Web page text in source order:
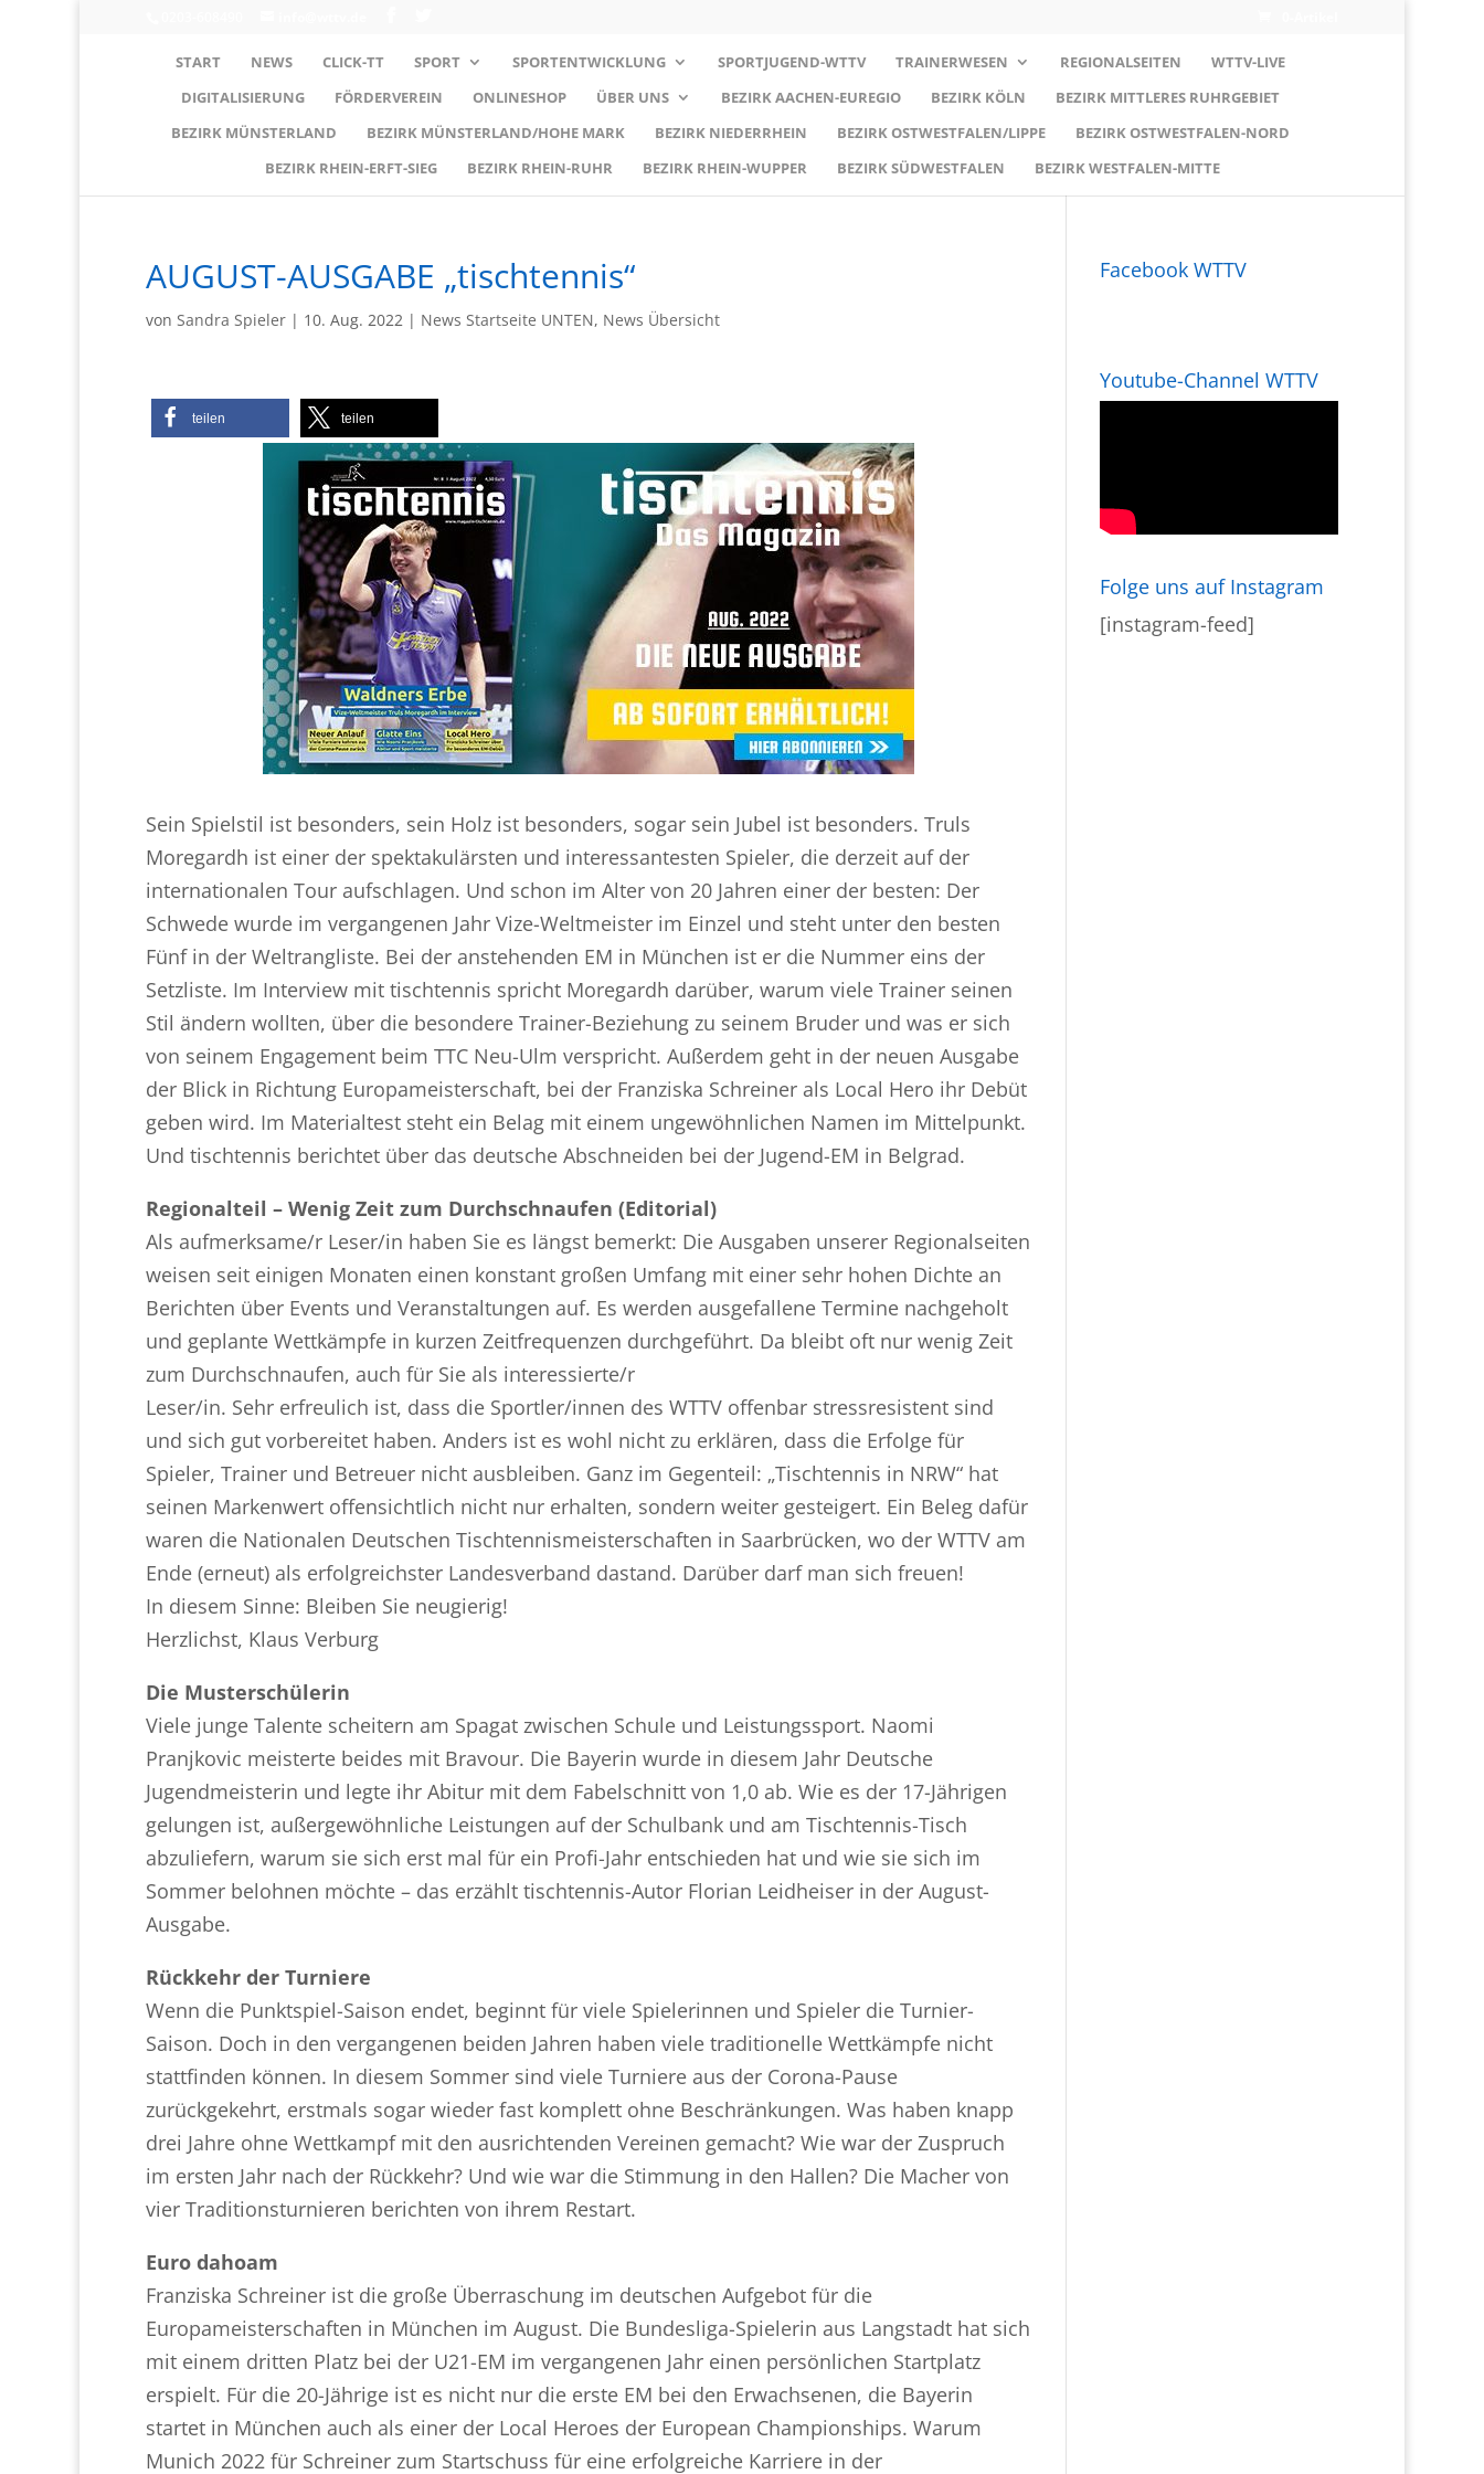
START NEWS CLICK-TT SPORT SPORTENTWICKLUNG SPORTJUGEND-WTTV TRAINERWESEN REGIONALSEITEN
WTTV-LIVE
DIGITALISIERUNG
FÖRDERVEREIN ONLINESHOP ÜBER UNS BEZIRK AACHEN-EUREGIO BEZIRK KÖLN
BEZIRK MITTLERES RUHRGEBIET
BEZIRK MÜNSTERLAND
BEZIRK MÜNSTERLAND/HOHE MARK BEZIRK NIEDERRHEIN BEZIRK OSTWESTFALEN/LIPPE
BEZIRK OSTWESTFALEN-NORD
BEZIRK RHEIN-ERFT-SIEG
BEZIRK RHEIN-RUHR BEZIRK RHEIN-WUPPER BEZIRK SÜDWESTFALEN BEZIRK WESTFALEN-MITTE
AUGUST-AUSGABE „tischtennis“
von Sandra Spieler | 10. Aug. 2022 | News Startseite UNTEN, News Übersicht
teilen teilen
Sein Spielstil ist besonders, sein Holz ist besonders, sogar sein Jubel ist besonders. Truls
Moregardh ist einer der spektakulärsten und interessantesten Spieler, die derzeit auf der
internationalen Tour aufschlagen. Und schon im Alter von 20 Jahren einer der besten: Der
Schwede wurde im vergangenen Jahr Vize-Weltmeister im Einzel und steht unter den besten
Fünf in der Weltrangliste. Bei der anstehenden EM in München ist er die Nummer eins der
Setzliste. Im Interview mit tischtennis spricht Moregardh darüber, warum viele Trainer seinen
Stil ändern wollten, über die besondere Trainer-Beziehung zu seinem Bruder und was er sich
von seinem Engagement beim TTC Neu-Ulm verspricht. Außerdem geht in der neuen Ausgabe
der Blick in Richtung Europameisterschaft, bei der Franziska Schreiner als Local Hero ihr Debüt
geben wird. Im Materialtest steht ein Belag mit einem ungewöhnlichen Namen im Mittelpunkt.
Und tischtennis berichtet über das deutsche Abschneiden bei der Jugend-EM in Belgrad.
Regionalteil – Wenig Zeit zum Durchschnaufen (Editorial)
Als aufmerksame/r Leser/in haben Sie es längst bemerkt: Die Ausgaben unserer Regionalseiten
weisen seit einigen Monaten einen konstant großen Umfang mit einer sehr hohen Dichte an
Berichten über Events und Veranstaltungen auf. Es werden ausgefallene Termine nachgeholt
und geplante Wettkämpfe in kurzen Zeitfrequenzen durchgeführt. Da bleibt oft nur wenig Zeit
zum Durchschnaufen, auch für Sie als interessierte/r
Leser/in. Sehr erfreulich ist, dass die Sportler/innen des WTTV offenbar stressresistent sind
und sich gut vorbereitet haben. Anders ist es wohl nicht zu erklären, dass die Erfolge für
Spieler, Trainer und Betreuer nicht ausbleiben. Ganz im Gegenteil: „Tischtennis in NRW“ hat
seinen Markenwert offensichtlich nicht nur erhalten, sondern weiter gesteigert. Ein Beleg dafür
waren die Nationalen Deutschen Tischtennismeisterschaften in Saarbrücken, wo der WTTV am
Ende (erneut) als erfolgreichster Landesverband dastand. Darüber darf man sich freuen!
In diesem Sinne: Bleiben Sie neugierig!
Herzlichst, Klaus Verburg
Die Musterschülerin
Viele junge Talente scheitern am Spagat zwischen Schule und Leistungssport. Naomi
Pranjkovic meisterte beides mit Bravour. Die Bayerin wurde in diesem Jahr Deutsche
Jugendmeisterin und legte ihr Abitur mit dem Fabelschnitt von 1,0 ab. Wie es der 17-Jährigen
gelungen ist, außergewöhnliche Leistungen auf der Schulbank und am Tischtennis-Tisch
abzuliefern, warum sie sich erst mal für ein Profi-Jahr entschieden hat und wie sie sich im
Sommer belohnen möchte – das erzählt tischtennis-Autor Florian Leidheiser in der August-
Ausgabe.
Rückkehr der Turniere
Wenn die Punktspiel-Saison endet, beginnt für viele Spielerinnen und Spieler die Turnier-
Saison. Doch in den vergangenen beiden Jahren haben viele traditionelle Wettkämpfe nicht
stattfinden können. In diesem Sommer sind viele Turniere aus der Corona-Pause
zurückgekehrt, erstmals sogar wieder fast komplett ohne Beschränkungen. Was haben knapp
drei Jahre ohne Wettkampf mit den ausrichtenden Vereinen gemacht? Wie war der Zuspruch
im ersten Jahr nach der Rückkehr? Und wie war die Stimmung in den Hallen? Die Macher von
vier Traditionsturnieren berichten von ihrem Restart.
Euro dahoam
Franziska Schreiner ist die große Überraschung im deutschen Aufgebot für die
Europameisterschaften in München im August. Die Bundesliga-Spielerin aus Langstadt hat sich
mit einem dritten Platz bei der U21-EM im vergangenen Jahr einen persönlichen Startplatz
erspielt. Für die 20-Jährige ist es nicht nur die erste EM bei den Erwachsenen, die Bayerin
startet in München auch als einer der Local Heroes der European Championships. Warum
Munich 2022 für Schreiner zum Startschuss für eine erfolgreiche Karriere in der
Facebook WTTV
Youtube-Channel WTTV
Folge uns auf Instagram
[instagram-feed]